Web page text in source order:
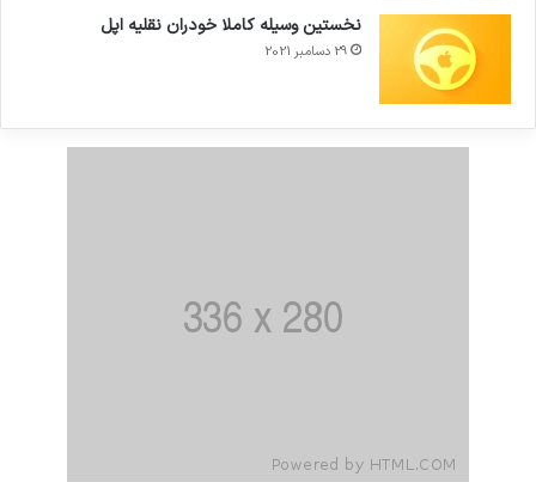
نخستین وسیله کاملا خودران نقلیه اپل
29 دسامبر 2021